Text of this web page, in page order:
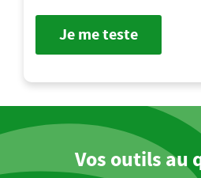
Je me teste
Vos outils au